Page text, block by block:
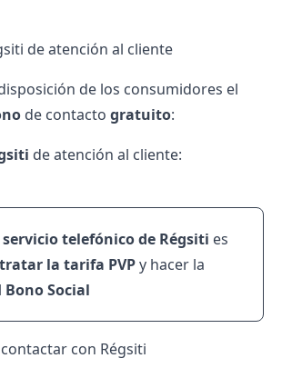
de atención al cliente
de los consumidores el
de contacto gratuito:
de atención al cliente:
servicio telefónico de Régsiti es
la tarifa PVPy hacer la
Bono Social
con Régsiti